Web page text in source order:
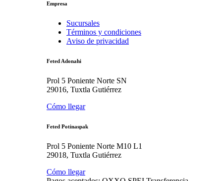
Empresa
Sucursales
Términos y condiciones
Aviso de privacidad
Feted Adonahi
Prol 5 Poniente Norte SN
29016, Tuxtla Gutiérrez
Cómo llegar
Feted Potinaspak
Prol 5 Poniente Norte M10 L1
29018, Tuxtla Gutiérrez
Cómo llegar